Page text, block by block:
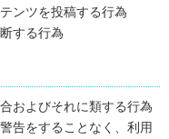
ンツを投稿する行為
する行為
およびそれに類する行為
告をすることなく、利用